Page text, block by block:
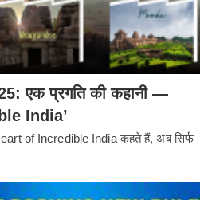
एक प्रगति की कहानी —
India’
of Incredible India कहते हैं, अब सिर्फ